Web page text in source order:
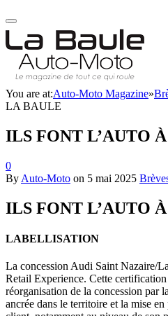
You are at:Auto-Moto Magazine»
LA BAULE
ILS FONT L’AUTO
0
By Auto-Moto on 5 mai 2025
ILS FONT L’AUTO
LABELLISATION
La concession Audi Saint Nazaire/
Retail Experience. Cette
réorganisation de la concession par
ancrée dans le territoire et la mise